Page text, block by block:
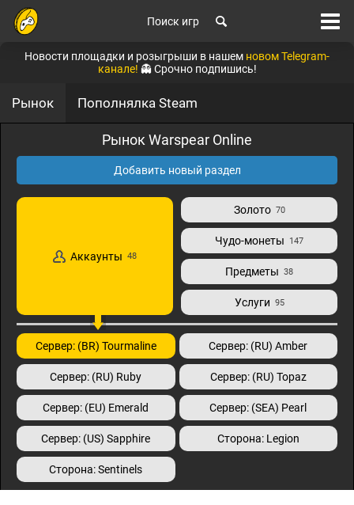
Поиск игр
Новости площадки и розыгрыши в нашем новом Telegram-
канале! 👻 Срочно подпишись!
Рынок Пополнялка Steam
Рынок Warspear Online
Добавить новый раздел
Аккаунты 48
Золото 70
Чудо-монеты 147
Предметы 38
Услуги 95
Сервер: (BR) Tourmaline Сервер: (RU) Amber
Сервер: (RU) Ruby Сервер: (RU) Topaz
Сервер: (EU) Emerald Сервер: (SEA) Pearl
Сервер: (US) Sapphire Сторона: Legion
Сторона: Sentinels